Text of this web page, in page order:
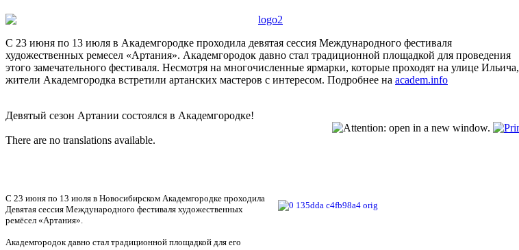
С 23 июня по 13 июля в Академгородке проходила девятая сессия Международного фестиваля
художественных ремесел «Артания». Академгородок давно стал традиционной площадкой для проведения
этого замечательного фестиваля. Несмотря на многочисленные ярмарки, которые проходят на улице Ильича,
жители Академгородка встретили артанских мастеров с интересом. Подробнее на academ.info
Девятый сезон Артании состоялся в Академгородке!
There are no translations available.
С 23 июня по 13 июля в Новосибирском Академгородке проходила
Девятая сессия Международного фестиваля художественных
ремёсел «Артания».
Академгородок давно стал традиционной площадкой для его